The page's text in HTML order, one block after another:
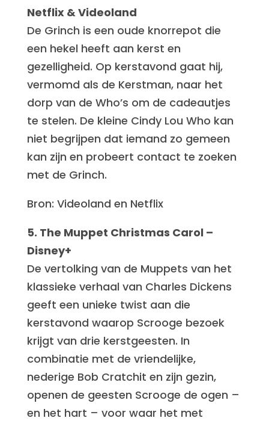
Netflix & Videoland
De Grinch is een oude knorrepot die
een hekel heeft aan kerst en
gezelligheid. Op kerstavond gaat hij,
vermomd als de Kerstman, naar het
dorp van de Who’s om de cadeautjes
te stelen. De kleine Cindy Lou Who kan
niet begrijpen dat iemand zo gemeen
kan zijn en probeert contact te zoeken
met de Grinch.
Bron: Videoland en Netflix
5. The Muppet Christmas Carol –
Disney+
De vertolking van de Muppets van het
klassieke verhaal van Charles Dickens
geeft een unieke twist aan die
kerstavond waarop Scrooge bezoek
krijgt van drie kerstgeesten. In
combinatie met de vriendelijke,
nederige Bob Cratchit en zijn gezin,
openen de geesten Scrooge de ogen –
en het hart – voor waar het met